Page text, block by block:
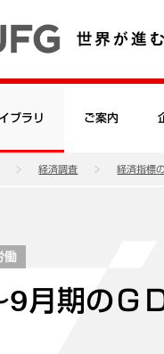
ブラリ ご案内
経済調査 経済指標
働
9月期のＧ